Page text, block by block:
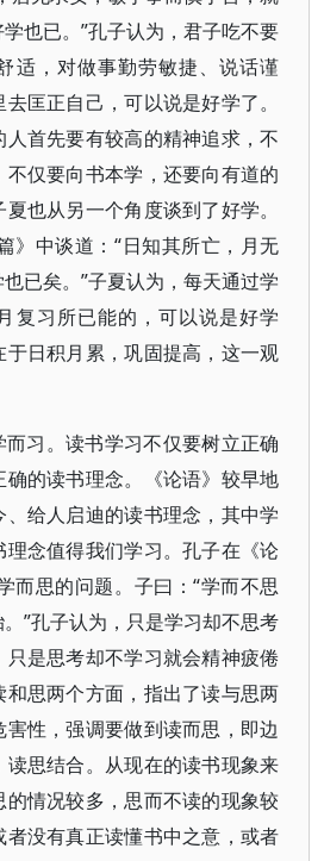
也已。”孔子认为，君子吃不要
适，对做事勤劳敏捷、说话谨
匡正自己，可以说是好学了。
首先要有较高的精神追求，不
仅要向书本学，还要向有道的
也从另一个角度谈到了好学。
》中谈道：“日知其所亡，月无
已矣。”子夏认为，每天通过学
复习所已能的，可以说是好学
日积月累，巩固提高，这一观
而习。读书学习不仅要树立正确
的读书理念。《论语》较早地
给人启迪的读书理念，其中学
念值得我们学习。孔子在《论
而思的问题。子曰：“学而不思
”孔子认为，只是学习却不思考
是思考却不学习就会精神疲倦
思两个方面，指出了读与思两
性，强调要做到读而思，即边
思结合。从现在的读书现象来
情况较多，思而不读的现象较
没有真正读懂书中之意，或者